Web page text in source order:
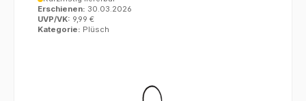
Erschienen: 30.03.2026
UVP/VK: 9,99 €
Kategorie: Plüsch